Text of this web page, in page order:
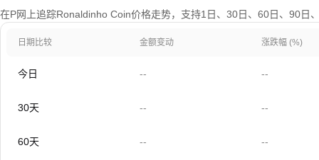
在P网上追踪Ronaldinho Coin价格走势，支持1日、30日、60日、90日
日期比较 金额变动 涨跌幅 (%)
今日 -- --
30天 -- --
60天 -- --